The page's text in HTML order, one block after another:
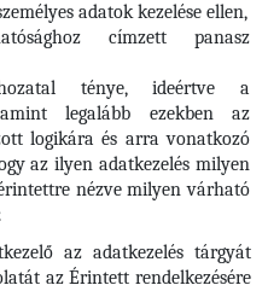
adatok kezelése ellen,
címzett panasz
ténye, ideértve a
legalább ezekben az
logikára és arra vonatkozó
az ilyen adatkezelés milyen
nézve milyen várható
az adatkezelés tárgyát
az Érintett rendelkezésére